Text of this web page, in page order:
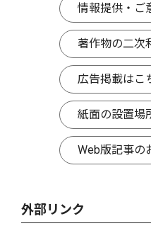
情報提供・ご
著作物の二次
広告掲載はこ
紙面の設置場
Web版記事の
外部リンク